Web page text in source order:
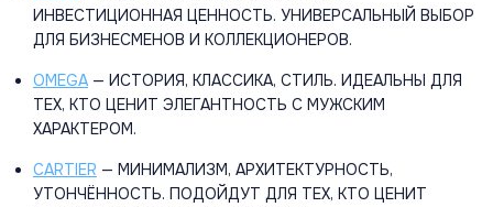
ИНВЕСТИЦИОННАЯ ЦЕННОСТЬ. УНИВЕРСАЛЬНЫЙ ВЫБОР
ДЛЯ БИЗНЕСМЕНОВ И КОЛЛЕКЦИОНЕРОВ.
OMEGA — ИСТОРИЯ, КЛАССИКА, СТИЛЬ. ИДЕАЛЬНЫ ДЛЯ
ТЕХ, КТО ЦЕНИТ ЭЛЕГАНТНОСТЬ С МУЖСКИМ
ХАРАКТЕРОМ.
CARTIER — МИНИМАЛИЗМ, АРХИТЕКТУРНОСТЬ,
УТОНЧЁННОСТЬ. ПОДОЙДУТ ДЛЯ ТЕХ, КТО ЦЕНИТ